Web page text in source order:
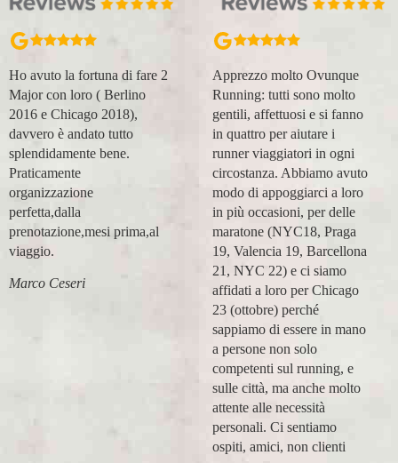
Ho avuto la fortuna di fare 2
Major con loro ( Berlino
2016 e Chicago 2018),
davvero è andato tutto
splendidamente bene.
Praticamente
organizzazione
perfetta,dalla
prenotazione,mesi prima,al
viaggio.
Marco Ceseri
Apprezzo molto Ovunque
Running: tutti sono molto
gentili, affettuosi e si fanno
in quattro per aiutare i
runner viaggiatori in ogni
circostanza. Abbiamo avuto
modo di appoggiarci a loro
in più occasioni, per delle
maratone (NYC18, Praga
19, Valencia 19, Barcellona
21, NYC 22) e ci siamo
affidati a loro per Chicago
23 (ottobre) perché
sappiamo di essere in mano
a persone non solo
competenti sul running, e
sulle città, ma anche molto
attente alle necessità
personali. Ci sentiamo
ospiti, amici, non clienti